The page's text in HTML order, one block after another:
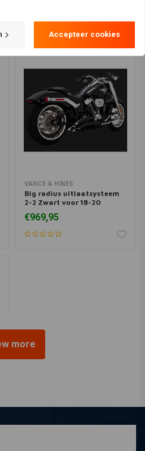
VANCE & HINES
Big radius uitlaatsysteem
2-2 Zwart voor 18-20
€969,95
more
Accepteer cookies